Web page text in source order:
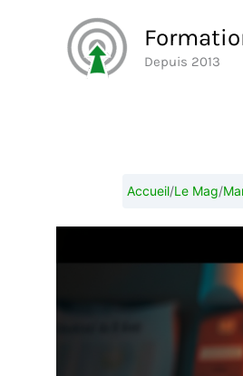
Depuis 2013
Accueil/Le Mag/